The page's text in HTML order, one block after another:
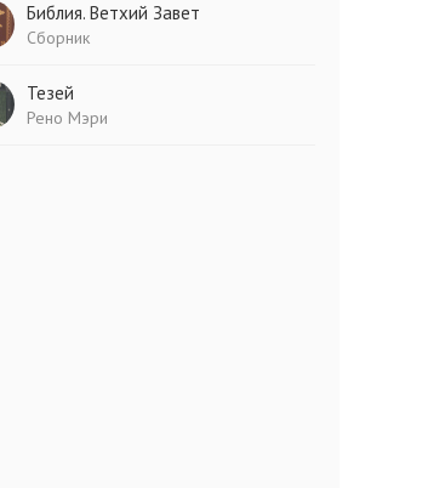
Библия. Ветхий Завет
Сборник
Тезей
Рено Мэри